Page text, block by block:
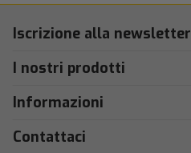
Iscrizione alla newsletter
I nostri prodotti
Informazioni
Contattaci